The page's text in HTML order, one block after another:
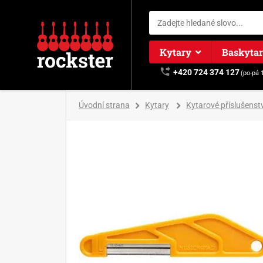
Kytary
+420 724 374 127(po-pá
Úvodní strana Kytary Kytarové